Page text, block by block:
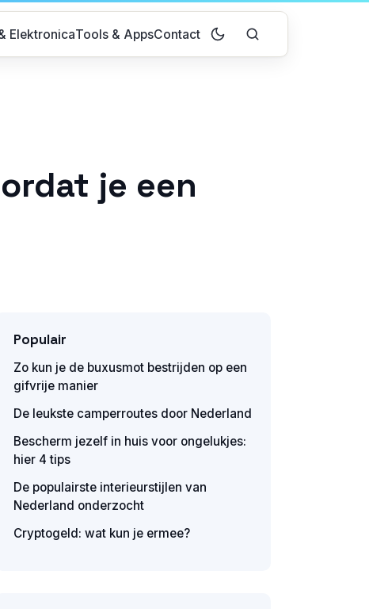
ElektronicaTools & AppsContact
je een
Populair
Zo kun je de buxusmot bestrijden op een
gifvrije manier
De leukste camperroutes door Nederland
Bescherm jezelf in huis voor ongelukjes:
hier 4 tips
De populairste interieurstijlen van
Nederland onderzocht
Cryptogeld: wat kun je ermee?